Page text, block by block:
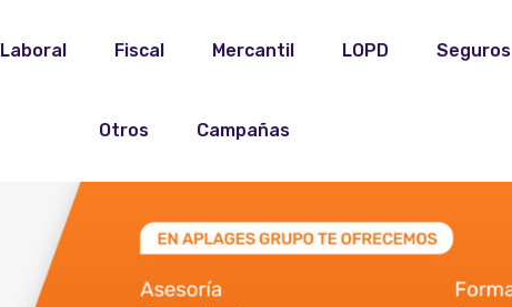
Laboral Fiscal Mercantil LOPD Seguros
Otros Campañas